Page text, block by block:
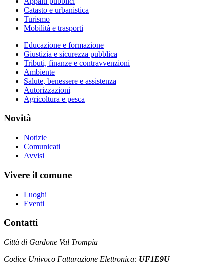
Catasto e urbanistica
Turismo
Mobilità e trasporti
Educazione e formazione
Giustizia e sicurezza pubblica
Tributi, finanze e contravvenzioni
Ambiente
Salute, benessere e assistenza
Autorizzazioni
Agricoltura e pesca
Novità
Notizie
Comunicati
Avvisi
Vivere il comune
Luoghi
Eventi
Contatti
Città di Gardone Val Trompia
Codice Univoco Fatturazione Elettronica: UF1E9U